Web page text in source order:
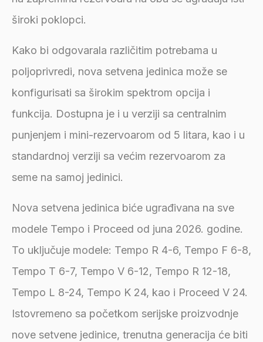
široki poklopci.
Kako bi odgovarala različitim potrebama u
poljoprivredi, nova setvena jedinica može se
konfigurisati sa širokim spektrom opcija i
funkcija. Dostupna je i u verziji sa centralnim
punjenjem i mini-rezervoarom od 5 litara, kao i u
standardnoj verziji sa većim rezervoarom za
seme na samoj jedinici.
Nova setvena jedinica biće ugrađivana na sve
modele Tempo i Proceed od juna 2026. godine.
To uključuje modele: Tempo R 4-6, Tempo F 6-8,
Tempo T 6-7, Tempo V 6-12, Tempo R 12-18,
Tempo L 8-24, Tempo K 24, kao i Proceed V 24.
Istovremeno sa početkom serijske proizvodnje
nove setvene jedinice, trenutna generacija će biti